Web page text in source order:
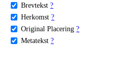
Brevtekst ?
Herkomst ?
Original Placering ?
Metatekst ?